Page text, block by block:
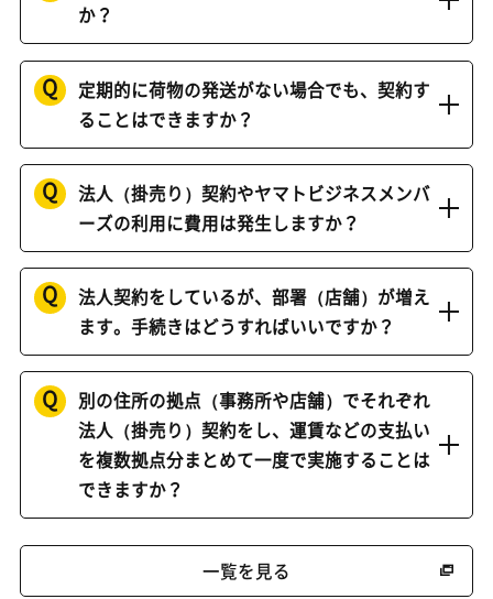
か？
Q
定期的に荷物の発送がない場合でも、契約す
ることはできますか？
Q
法人（掛売り）契約やヤマトビジネスメンバ
ーズの利用に費用は発生しますか？
Q
法人契約をしているが、部署（店舗）が増え
ます。手続きはどうすればいいですか？
Q
別の住所の拠点（事務所や店舗）でそれぞれ
法人（掛売り）契約をし、運賃などの支払い
を複数拠点分まとめて一度で実施することは
できますか？
一覧を見る